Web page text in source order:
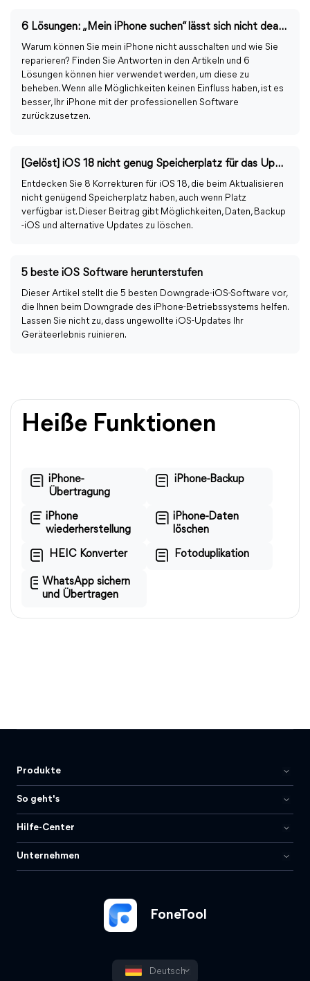
6 Lösungen: „Mein iPhone suchen“ lässt sich nicht deaktivieren
Warum können Sie mein iPhone nicht ausschalten und wie Sie
reparieren? Finden Sie Antworten in den Artikeln und 6
Lösungen können hier verwendet werden, um diese zu
beheben. Wenn alle Möglichkeiten keinen Einfluss haben, ist es
besser, Ihr iPhone mit der professionellen Software
zurückzusetzen.
[Gelöst] iOS 18 nicht genug Speicherplatz für das Update
Entdecken Sie 8 Korrekturen für iOS 18, die beim Aktualisieren
nicht genügend Speicherplatz haben, auch wenn Platz
verfügbar ist. Dieser Beitrag gibt Möglichkeiten, Daten, Backup
-iOS und alternative Updates zu löschen.
5 beste iOS Software herunterstufen
Dieser Artikel stellt die 5 besten Downgrade-iOS-Software vor,
die Ihnen beim Downgrade des iPhone-Betriebssystems helfen.
Lassen Sie nicht zu, dass ungewollte iOS-Updates Ihr
Geräteerlebnis ruinieren.
Heiße Funktionen
iPhone-
Übertragung
iPhone-Backup
iPhone
wiederherstellung
iPhone-Daten
löschen
HEIC Konverter Fotoduplikation
WhatsApp sichern
und Übertragen
FoneTool
Deutsch
Produkte
So geht's
Hilfe-Center
Unternehmen